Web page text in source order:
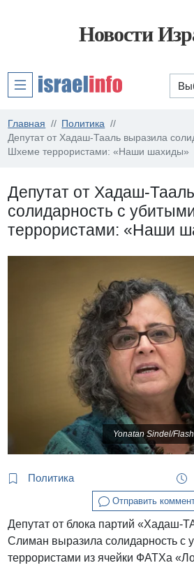
Новости
Главная
Политика
Депутат от Хадаш-Тааль выразила
Шхеме террористами: «Наши шахиды»
Депутат от Хадаш-
солидарность с
террористами: «Наши
Yonatan Sindel/
Политика
Отправить
Депутат от блока партий «Хадаш-
Слиман выразила солидарность с
террористами из ячейки ФАТХа